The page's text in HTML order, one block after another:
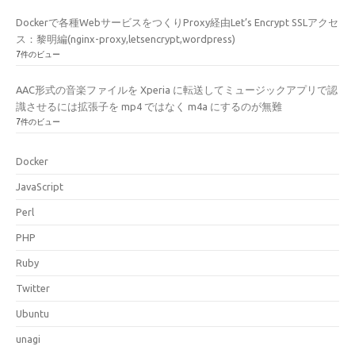
Dockerで各種WebサービスをつくりProxy経由Let’s Encrypt SSLアクセ
ス：黎明編(nginx-proxy,letsencrypt,wordpress)
7件のビュー
AAC形式の音楽ファイルを Xperia に転送してミュージックアプリで認
識させるには拡張子を mp4 ではなく m4a にするのが無難
7件のビュー
Docker
JavaScript
Perl
PHP
Ruby
Twitter
Ubuntu
unagi